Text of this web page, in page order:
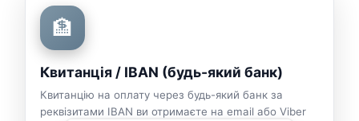
🏦
Квитанція / IBAN (будь-який банк)
Квитанцію на оплату через будь-який банк за
реквізитами IBAN ви отримаєте на email або Viber